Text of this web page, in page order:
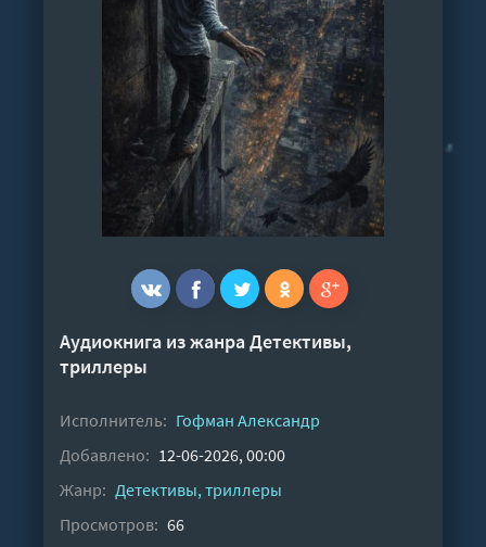
Аудиокнига из жанраДетективы,
триллеры
Исполнитель: Гофман Александр
Добавлено: 12-06-2026, 00:00
Жанр: Детективы, триллеры
Просмотров: 66